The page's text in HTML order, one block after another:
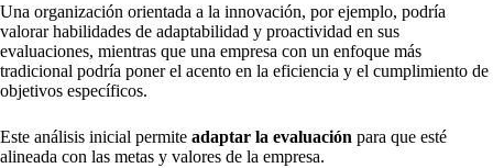
Una organización orientada a la innovación, por ejemplo, podría
valorar habilidades de adaptabilidad y proactividad en sus
evaluaciones, mientras que una empresa con un enfoque más
tradicional podría poner el acento en la eficiencia y el cumplimiento de
objetivos específicos.
Este análisis inicial permite adaptar la evaluación para que esté
alineada con las metas y valores de la empresa.